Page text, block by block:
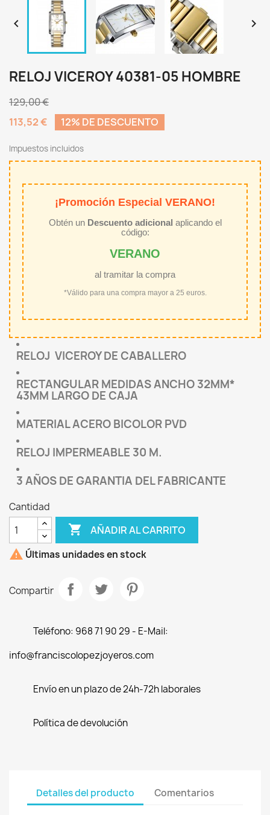
 
RELOJ VICEROY 40381-05 HOMBRE
129,00 €
113,52 €
12% DE DESCUENTO
Impuestos incluidos
¡Promoción Especial VERANO!
Obtén un Descuento adicional aplicando el
código:
VERANO
al tramitar la compra
*Válido para una compra mayor a 25 euros.
RELOJ VICEROY DE CABALLERO
RECTANGULAR MEDIDAS ANCHO 32MM*
43MM LARGO DE CAJA
MATERIAL ACERO BICOLOR PVD
RELOJ IMPERMEABLE 30 M.
3 AÑOS DE GARANTIA DEL FABRICANTE
Cantidad
 AÑADIR AL CARRITO
 Últimas unidades en stock
Compartir
Teléfono: 968 71 90 29 - E-Mail:
info@franciscolopezjoyeros.com
Envío en un plazo de 24h-72h laborales
Política de devolución
Detalles del producto Comentarios